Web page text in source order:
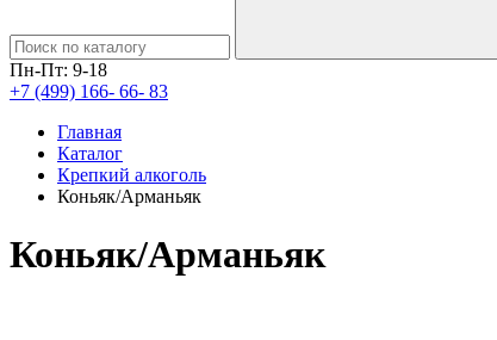
Пн-Пт: 9-18
+7 (499) 166- 66- 83
Главная
Каталог
Крепкий алкоголь
Коньяк/Арманьяк
Коньяк/Арманьяк